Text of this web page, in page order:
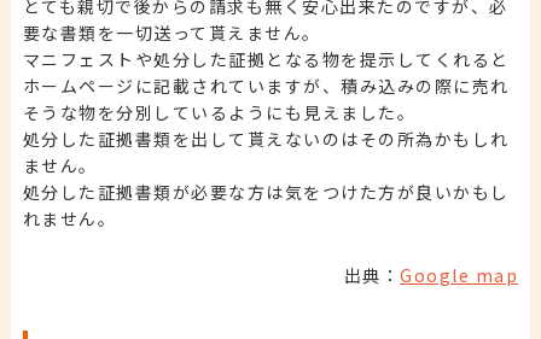
とても親切で後からの請求も無く安心出来たのですが、必
要な書類を一切送って貰えません。
マニフェストや処分した証拠となる物を提示してくれると
ホームページに記載されていますが、積み込みの際に売れ
そうな物を分別しているようにも見えました。
処分した証拠書類を出して貰えないのはその所為かもしれ
ません。
処分した証拠書類が必要な方は気をつけた方が良いかもし
れません。
出典：Google map